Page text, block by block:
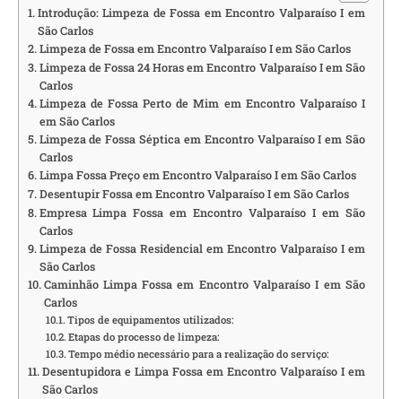
Introdução: Limpeza de Fossa em Encontro Valparaíso I em
São Carlos
Limpeza de Fossa em Encontro Valparaíso I em São Carlos
Limpeza de Fossa 24 Horas em Encontro Valparaíso I em São
Carlos
Limpeza de Fossa Perto de Mim em Encontro Valparaíso I
em São Carlos
Limpeza de Fossa Séptica em Encontro Valparaíso I em São
Carlos
Limpa Fossa Preço em Encontro Valparaíso I em São Carlos
Desentupir Fossa em Encontro Valparaíso I em São Carlos
Empresa Limpa Fossa em Encontro Valparaíso I em São
Carlos
Limpeza de Fossa Residencial em Encontro Valparaíso I em
São Carlos
Caminhão Limpa Fossa em Encontro Valparaíso I em São
Carlos
Tipos de equipamentos utilizados:
Etapas do processo de limpeza:
Tempo médio necessário para a realização do serviço:
Desentupidora e Limpa Fossa em Encontro Valparaíso I em
São Carlos